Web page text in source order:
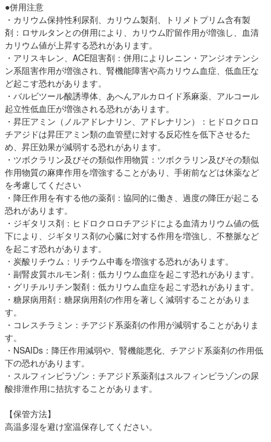
●併用注意
・カリウム保持性利尿剤、カリウム製剤、トリメトプリム含有製
剤：ロサルタンとの併用により、カリウム貯留作用が増強し、血清
カリウム値が上昇する恐れがあります。
・アリスキレン、ACE阻害剤：併用によりレニン・アンジオテンシ
ン系阻害作用が増強され、腎機能障害や高カリウム血症、低血圧な
ど起こす恐れがあります。
・バルビツール酸誘導体、あへんアルカロイド系麻薬、アルコール
起立性低血圧が増強される恐れがあります。
・昇圧アミン（ノルアドレナリン、アドレナリン）：ヒドロクロロ
チアジドは昇圧アミン類の血管壁に対する反応性を低下させるた
め、昇圧効果が減弱する恐れがあります。
・ツボクラリン及びその類似作用物質：ツボクラリン及びその類似
作用物質の麻痺作用を増強することがあり、手術前などは休薬など
を考慮してください
・降圧作用を有する他の薬剤：協同的に働き、過度の降圧が起こる
恐れがあります。
・ジギタリス剤：ヒドロクロロチアジドによる血清カリウム値の低
下により、ジギタリス剤の心臓に対する作用を増強し、不整脈など
を起こす恐れがあります。
・炭酸リチウム：リチウム中毒を増強する恐れがあります。
・副腎皮質ホルモン剤：低カリウム血症を起こす恐れがあります。
・グリチルリチン製剤：低カリウム血症を起こす恐れがあります。
・糖尿病用剤：糖尿病用剤の作用を著しく減弱することがありま
す。
・コレスチラミン：チアジド系薬剤の作用が減弱することがありま
す。
・NSAIDs：降圧作用減弱や、腎機能悪化、チアジド系薬剤の作用低
下の恐れがあります。
・スルフィンピラゾン：チアジド系薬剤はスルフィンピラゾンの尿
酸排泄作用に拮抗することがあります。
【保管方法】
高温多湿を避け室温保存してください。